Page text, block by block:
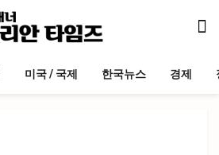
미국 / 국제 한국뉴스 경제